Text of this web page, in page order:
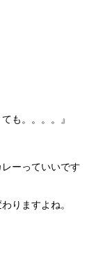
も。。。。』
ーっていいです
りますよね。